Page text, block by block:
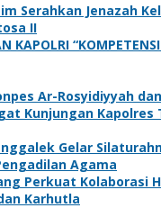
Serahkan Jenazah
II
KAPOLRI
Ar-Rosyidiyyah
Kunjungan
Gelar
Agama
Perkuat Kolaborasi
Karhutla